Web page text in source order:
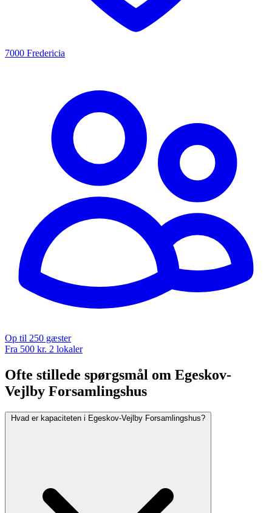
7000 Fredericia
Op til 250 gæster
Fra 500 kr. 2 lokaler
Ofte stillede spørgsmål om Egeskov-
Vejlby Forsamlingshus
Hvad er kapaciteten i Egeskov-Vejlby Forsamlingshus?